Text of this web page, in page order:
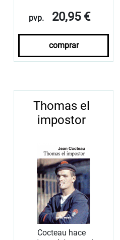
pvp. 20,95 €
comprar
Thomas el
impostor
Cocteau hace